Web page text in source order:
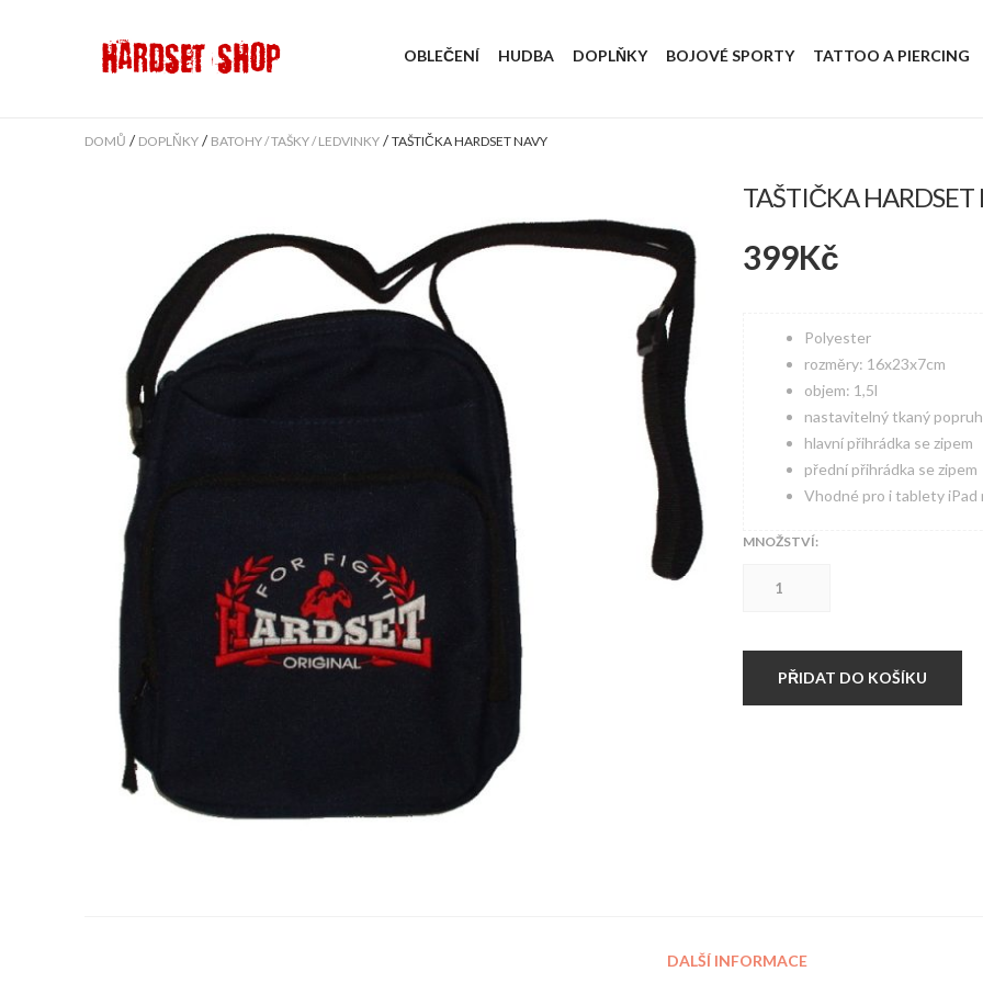
OBLEČENÍ HUDBA DOPLŇKY BOJOVÉ SPORTY TATTOO A PIERCING
DOMŮ / DOPLŇKY / BATOHY / TAŠKY / LEDVINKY /TAŠTIČKA HARDSET NAVY
TAŠTIČKA HARDSET
399Kč
Polyester
rozměry: 16x23x7cm
objem: 1,5l
nastavitelný tkaný popruh
hlavní přihrádka se zipem
přední přihrádka se zipem
Vhodné pro i tablety iPad
MNOŽSTVÍ:
Hardset
PŘIDAT DO KOŠÍKU
DALŠÍ INFORMACE